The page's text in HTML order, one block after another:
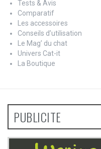
Tests & Avis
Comparatif
Les accessoires
Conseils d’utilisation
Le Mag’ du chat
Univers Cat-it
La Boutique
PUBLICITE